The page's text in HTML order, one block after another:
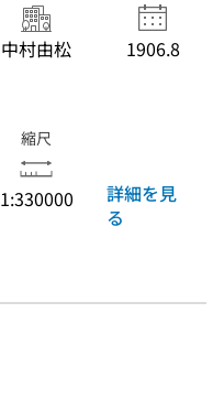
中村由松 1906.8
縮尺
1:330000
詳細を見
る